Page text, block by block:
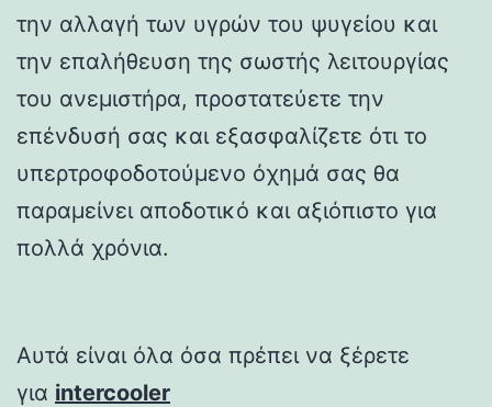
την αλλαγή των υγρών του ψυγείου και
την επαλήθευση της σωστής λειτουργίας
του ανεμιστήρα, προστατεύετε την
επένδυσή σας και εξασφαλίζετε ότι το
υπερτροφοδοτούμενο όχημά σας θα
παραμείνει αποδοτικό και αξιόπιστο για
πολλά χρόνια.
Αυτά είναι όλα όσα πρέπει να ξέρετε
για intercooler